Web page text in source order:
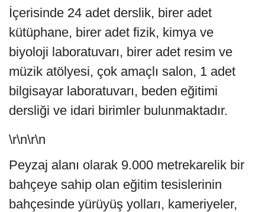
İçerisinde 24 adet derslik, birer adet
kütüphane, birer adet fizik, kimya ve
biyoloji laboratuvarı, birer adet resim ve
müzik atölyesi, çok amaçlı salon, 1 adet
bilgisayar laboratuvarı, beden eğitimi
dersliği ve idari birimler bulunmaktadır.
\r\n\r\n
Peyzaj alanı olarak 9.000 metrekarelik bir
bahçeye sahip olan eğitim tesislerinin
bahçesinde yürüyüş yolları, kameriyeler,